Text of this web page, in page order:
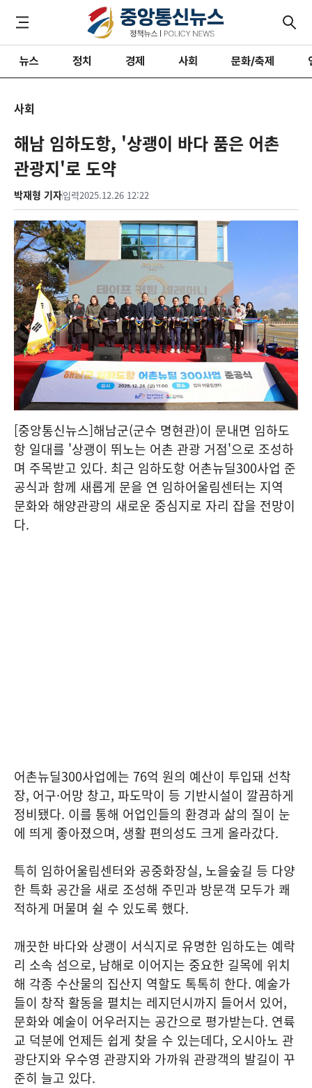
뉴스 정치 경제 사회 문화/축제
사회
해남 임하도항, '상괭이 바다 품은 어촌
관광지'로 도약
박재형 기자입력2025.12.26 12:22
[중앙통신뉴스]해남군(군수 명현관)이 문내면 임하도
항 일대를 '상괭이 뛰노는 어촌 관광 거점'으로 조성하
며 주목받고 있다. 최근 임하도항 어촌뉴딜300사업 준
공식과 함께 새롭게 문을 연 임하어울림센터는 지역
문화와 해양관광의 새로운 중심지로 자리 잡을 전망이
다.
어촌뉴딜300사업에는 76억 원의 예산이 투입돼 선착
장, 어구·어망 창고, 파도막이 등 기반시설이 깔끔하게
정비됐다. 이를 통해 어업인들의 환경과 삶의 질이 눈
에 띄게 좋아졌으며, 생활 편의성도 크게 올라갔다.
특히 임하어울림센터와 공중화장실, 노을숲길 등 다양
한 특화 공간을 새로 조성해 주민과 방문객 모두가 쾌
적하게 머물며 쉴 수 있도록 했다.
깨끗한 바다와 상괭이 서식지로 유명한 임하도는 예락
리 소속 섬으로, 남해로 이어지는 중요한 길목에 위치
해 각종 수산물의 집산지 역할도 톡톡히 한다. 예술가
들이 창작 활동을 펼치는 레지던시까지 들어서 있어,
문화와 예술이 어우러지는 공간으로 평가받는다. 연륙
교 덕분에 언제든 쉽게 찾을 수 있는데다, 오시아노 관
광단지와 우수영 관광지와 가까워 관광객의 발길이 꾸
준히 늘고 있다.